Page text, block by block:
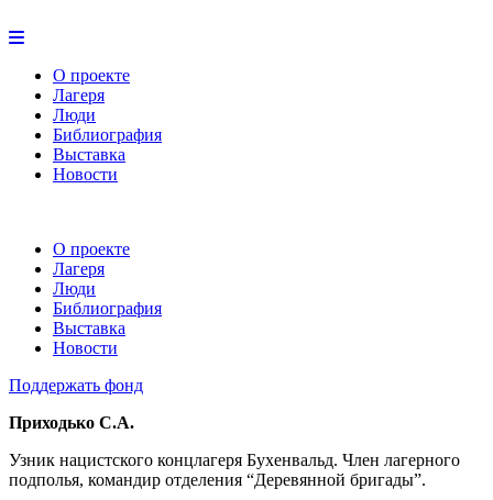
О проекте
Лагеря
Люди
Библиография
Выставка
Новости
О проекте
Лагеря
Люди
Библиография
Выставка
Новости
Поддержать фонд
Приходько С.А.
Узник нацистского концлагеря Бухенвальд. Член лагерного
подполья, командир отделения “Деревянной бригады”.